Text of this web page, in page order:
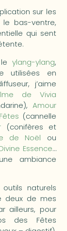
sur les
le bas-ventre,
qui sent
ylang-ylang,
utilisées en
j’aime
de Vivia
Amour
(cannelle
(conifères et
de Noël ou
Essence…
ambiance
outils naturels
deux de mes
ailleurs, pour
des Fêtes